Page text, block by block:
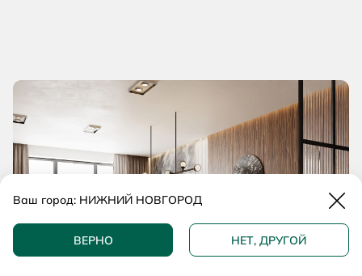
Ваш город: НИЖНИЙ НОВГОРОД
ВЕРНО НЕТ, ДРУГОЙ